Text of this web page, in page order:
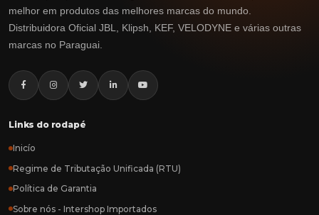
melhor em produtos das melhores marcas do mundo.
Distribuidora Oficial JBL, Klipsh, KEF, VELODYNE e várias outras
marcas no Paraguai.
Links do rodapé
Inicío
Regime de Tributação Unificada (RTU)
Política de Garantia
Sobre nós - Intershop Importados